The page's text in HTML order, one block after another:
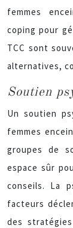
femmes
coping pour
TCC sont
alternatives,
Soutien
Un soutien
femmes
groupes de
espace sûr
conseils. La
facteurs
des